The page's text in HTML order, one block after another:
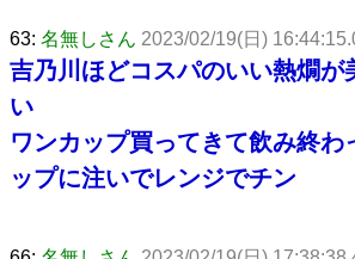
63: 名無しさん 2023/02/19(日)
吉乃川ほどコスパのいい熱燗が
い
ワンカップ買ってきて飲み終わ
ップに注いでレンジでチン